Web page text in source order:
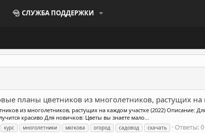
СЛУЖБА ПОДДЕРЖКИ
планы цветников из многолетников, растущих на
из многолетников, растущих на каждом участке (2022) Описание:
красиво Для новичков: Цветы вы знаете мало...
курс многолетники мягкова огород садовод скачать Ответы: 0